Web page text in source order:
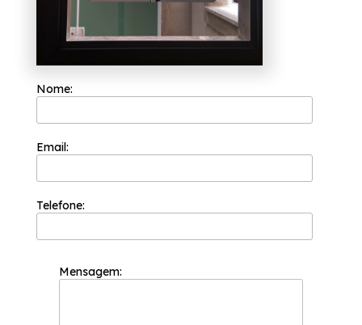
Deseja janela alumínio basculante banheiro
Caieiras? Para um serviço de qualidade, a
Esquadriflex oferece as melhores soluções na
categoria de esquadrias. Entre os serviços
relacionada à leveza que o matéria
apresenta. Priorizando sempre as
Esquadriflex conta com uma equipe de
profissionais aptos a oferecer as melhores
soluções em esquadrias. Saiba mais!
Nome:
Email:
Telefone:
Mensagem: